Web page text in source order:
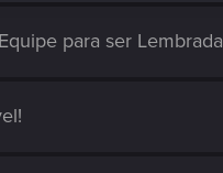
para ser Lembrada